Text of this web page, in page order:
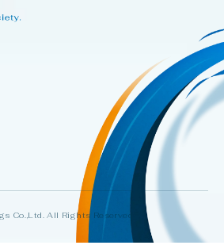
Co.,Ltd. All Rights Reserved.